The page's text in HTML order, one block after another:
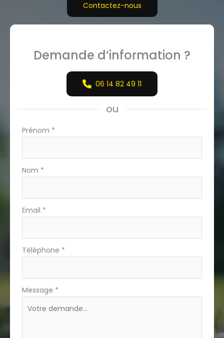
Contactez-nous
Demande d’information ?
06 14 82 49 11
ou
Formulaire
téléphone
Prénom *
Nom *
Email *
Téléphone *
Message *